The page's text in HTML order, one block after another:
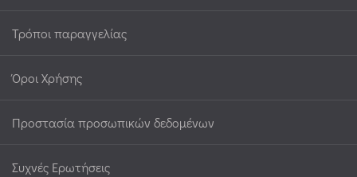
Τρόποι παραγγελίας
Όροι Χρήσης
Προστασία προσωπικών δεδομένων
Συχνές Ερωτήσεις